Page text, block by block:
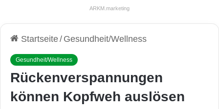
ARKM.marketing
Startseite/ Gesundheit/Wellness
Gesundheit/Wellness
Rückenverspannungen
können Kopfweh auslösen